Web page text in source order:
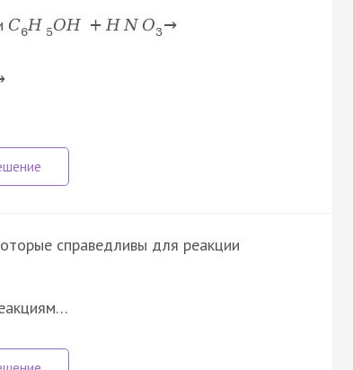
C6H 5OH + H N O3→
справедливы для реакции